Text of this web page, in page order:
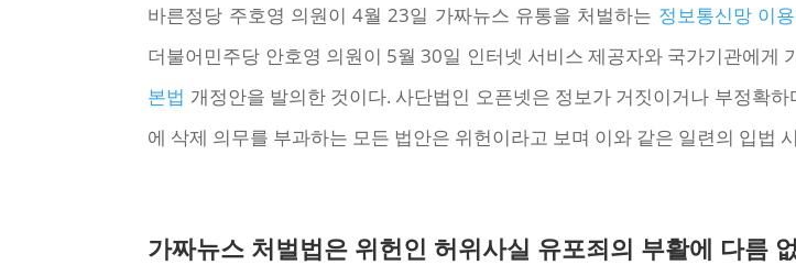
바른정당 주호영 의원이 4월 23일 가짜뉴스 유통을 처벌하는 정보통신망 이
더불어민주당 안호영 의원이 5월 30일 인터넷 서비스 제공자와 국가기관에게
본법 개정안을 발의한 것이다. 사단법인 오픈넷은 정보가 거짓이거나 부정확
에 삭제 의무를 부과하는 모든 법안은 위헌이라고 보며 이와 같은 일련의 입법
가짜뉴스 처벌법은 위헌인 허위사실 유포죄의 부활에 다름